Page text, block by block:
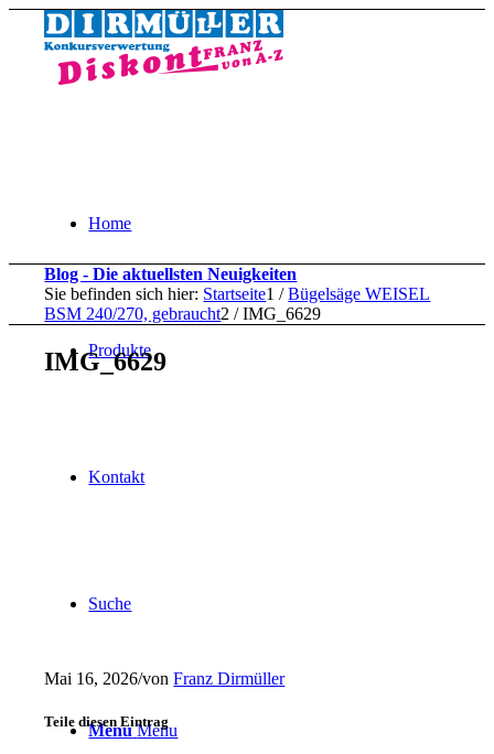
Home
Produkte
Kontakt
Suche
Menu Menu
Blog - Die aktuellsten Neuigkeiten
Sie befinden sich hier: Startseite1 / Bügelsäge WEISEL
BSM 240/270, gebraucht2 / IMG_6629
IMG_6629
Mai 16, 2026/vonFranz Dirmüller
Teile diesen Eintrag